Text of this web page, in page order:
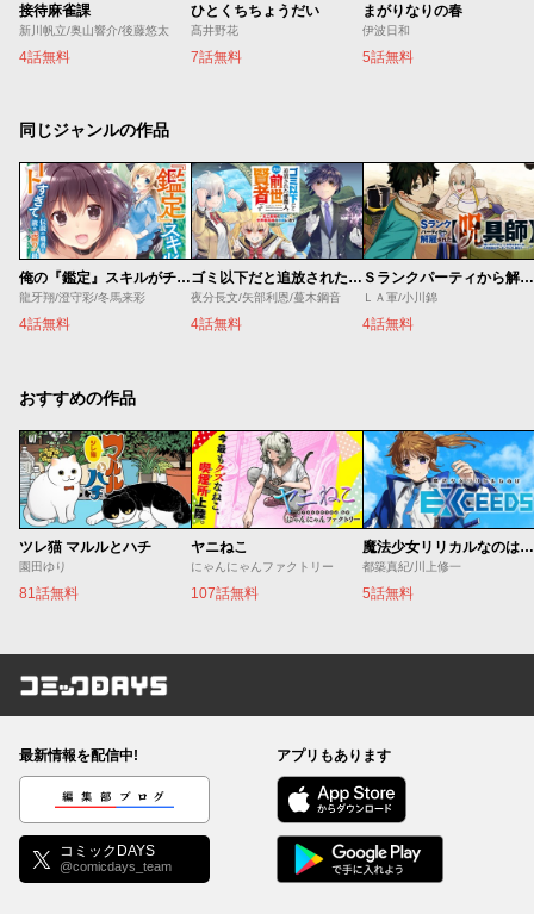
接待麻雀課
新川帆立/奥山響介/後藤悠太
4話無料
ひとくちちょうだい
髙井野花
7話無料
まがりなりの春
伊波日和
5話無料
同じジャンルの作品
俺の『鑑定』スキルがチートすぎて
龍牙翔/澄守彩/冬馬来彩
4話無料
ゴミ以下だと追放された使用人、実は前世賢者です ～史上最強の賢者、世界最高峰の学園に通う～
夜分長文/矢部利恩/蔓木鋼音
4話無料
Ｓランクパーティから解雇された【呪具師】～『呪いのアイテム』しか作れませんが、その性能はアーティファクト級なり……！～
ＬＡ軍/小川錦
4話無料
おすすめの作品
ツレ猫 マルルとハチ
園田ゆり
81話無料
ヤニねこ
にゃんにゃんファクトリー
107話無料
魔法少女リリカルなのは EXCEEDS
都築真紀/川上修一
5話無料
コミックDAYS
最新情報を配信中!
編集部ブログ
コミックDAYS
@comicdays_team
アプリもあります